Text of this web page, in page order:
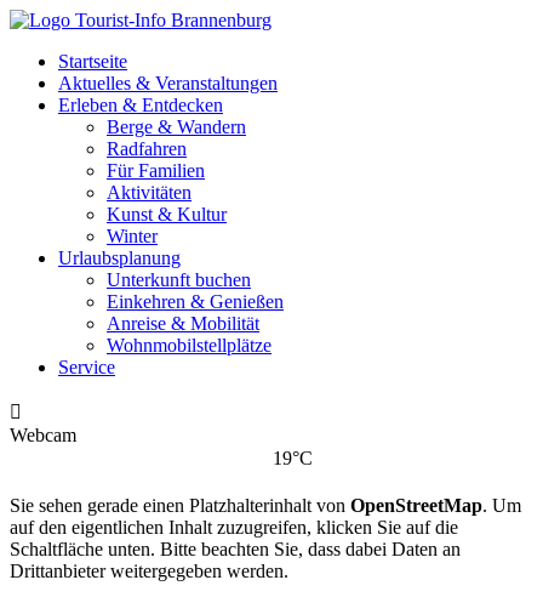
Startseite
Aktuelles & Veranstaltungen
Erleben & Entdecken
Berge & Wandern
Radfahren
Für Familien
Aktivitäten
Kunst & Kultur
Winter
Urlaubsplanung
Unterkunft buchen
Einkehren & Genießen
Anreise & Mobilität
Wohnmobilstellplätze
Service

Webcam
19°C
Sie sehen gerade einen Platzhalterinhalt von OpenStreetMap. Um
auf den eigentlichen Inhalt zuzugreifen, klicken Sie auf die
Schaltfläche unten. Bitte beachten Sie, dass dabei Daten an
Drittanbieter weitergegeben werden.